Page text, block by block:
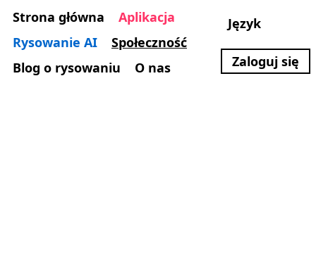
Strona główna
Aplikacja
Rysowanie AI
Społeczność
Blog o rysowaniu
O nas
Język
Zaloguj się